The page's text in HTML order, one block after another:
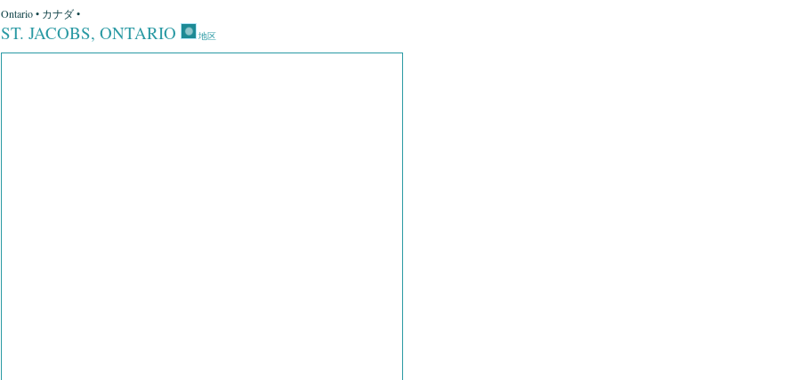
Ontario • カナダ •
ST. JACOBS, ONTARIO 地区